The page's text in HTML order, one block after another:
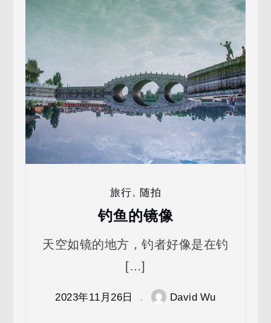
旅行, 随拍
钓鱼的镜像
天空如镜的地方，钓者好像是在钓
[…]
2023年11月26日 David Wu